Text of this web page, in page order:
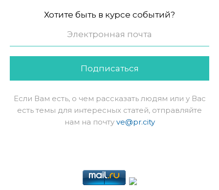
Хотите быть в курсе событий?
Подписаться
Если Вам есть, о чем рассказать людям или у Вас
есть темы для интересных статей, отправляйте
нам на почту ve@pr.city